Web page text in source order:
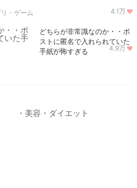
・ゲーム 4.1万
どちらが非常識なのか・・ポ
ストに匿名で入れられていた
手紙が怖すぎる
ニュース 4.9万
美容・ダイエット